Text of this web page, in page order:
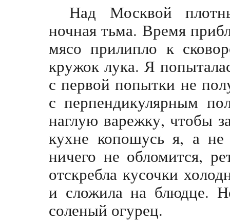
Над Москвой
ночная тьма. Время
мясо прилипло к
кружок лука. Я
с первой попытки не
с перпендикулярным
наглую варежку, чтобы
кухне копошусь я, а не
ничего не обломится,
отскребла кусочки
и сложила на блюдце.
соленый огурец.